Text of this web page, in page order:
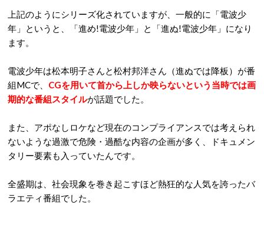
上記のようにシリーズ化されていますが、一般的に「電波少
年」というと、「進め!電波少年」と「進ぬ!電波少年」になり
ます。
電波少年は松本明子さんと松村邦洋さん（進ぬでは降板）が番
組MCで、 CGを用いて首から上しか映らないという当時では画
期的な番組スタイルが話題でした。
また、アポなしロケなど現在のコンプライアンスでは考えられ
ないような過激で危険・過酷な内容の企画が多く、ドキュメン
タリー要素も入っていたんです。
全盛期は、社会現象を巻き起こすほど熱狂的な人気を誇ったバ
ラエティ番組でした。